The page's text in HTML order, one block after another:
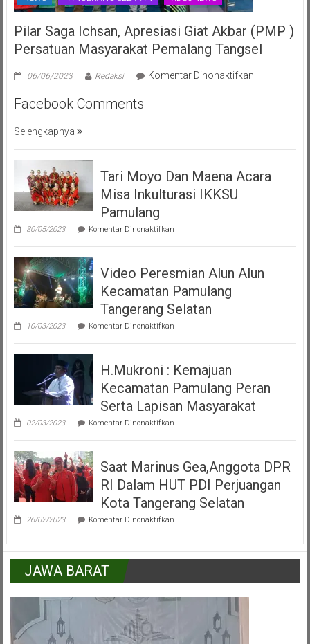
Pilar Saga Ichsan, Apresiasi Giat Akbar (PMP )
Persatuan Masyarakat Pemalang Tangsel
06/06/2023 Redaksi Komentar Dinonaktifkanpada
Giat
(PMP
Tangsel
Facebook Comments
Selengkapnya
Tari Moyo Dan Maena Acara
Misa Inkulturasi IKKSU
Pamulang
30/05/2023 Komentar Dinonaktifkanpada
Moyo
Maena
Misa
Inkulturasi
IKKSU
Pamulang
Video Peresmian Alun Alun
Kecamatan Pamulang
Tangerang Selatan
10/03/2023 Komentar Dinonaktifkanpada
Peresmian
Alun
Kecamatan
Pamulang
Tangerang
Selatan
H.Mukroni : Kemajuan
Kecamatan Pamulang Peran
Serta Lapisan Masyarakat
02/03/2023 Komentar Dinonaktifkanpada
:
Kecamatan
Pamulang
Peran
Lapisan
Masyarakat
Saat Marinus Gea,Anggota DPR
RI Dalam HUT PDI Perjuangan
Kota Tangerang Selatan
26/02/2023 Komentar Dinonaktifkanpada
Gea,Anggota
DPR
Dalam
Perjuangan
Tangerang
JAWA BARAT